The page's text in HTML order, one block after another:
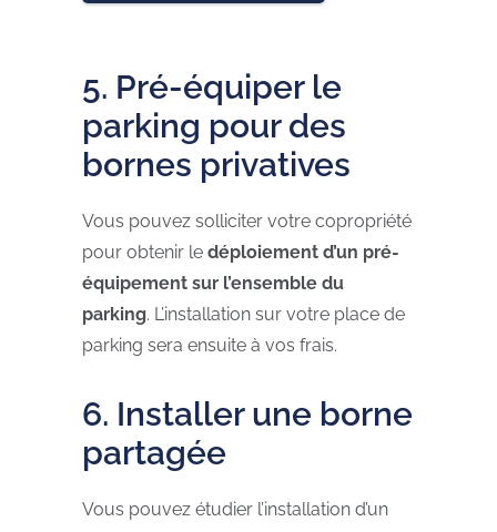
5. Pré-équiper le
parking pour des
bornes privatives
Vous pouvez solliciter votre copropriété
pour obtenir le déploiement d’un pré-
équipement sur l’ensemble du
parking. L’installation sur votre place de
parking sera ensuite à vos frais.
6. Installer une borne
partagée
Vous pouvez étudier l’installation d’un